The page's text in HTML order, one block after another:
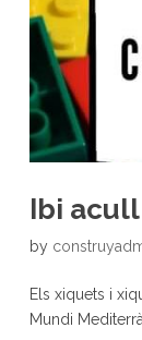
Ibi acull
by
Els xiquets i
Mundi